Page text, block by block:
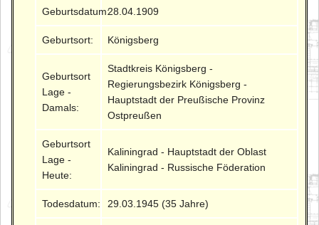
Geburtsdatum:28.04.1909
Geburtsort: Königsberg
Geburtsort
Lage -
Damals:
Stadtkreis Königsberg -
Regierungsbezirk Königsberg -
Hauptstadt der Preußische Provinz
Ostpreußen
Geburtsort
Lage -
Heute:
Kaliningrad - Hauptstadt der Oblast
Kaliningrad - Russische Föderation
Todesdatum: 29.03.1945 (35 Jahre)